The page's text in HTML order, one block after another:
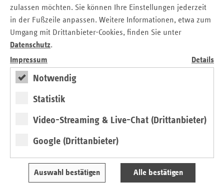
zulassen möchten. Sie können Ihre Einstellungen jederzeit
in der Fußzeile anpassen. Weitere Informationen, etwa zum
Umgang mit Drittanbieter-Cookies, finden Sie unter
Datenschutz.
Impressum
Details
Notwendig
Statistik
Video-Streaming & Live-Chat (Drittanbieter)
Google (Drittanbieter)
Auswahl bestätigen Alle bestätigen
überwinden, kommen die bekannten Sorgen um die
eigenen Besitzstände“, kritisierte Niemann. Dabei sei auch
die Art und Weise der Kritik völlig überzogen. „Niemand
will doch den Rettungsdienst verschlechtern, im Gegenteil.
Verbesserung der Notfallversorgung von ,einer Frage von
Leben und Tod‘ spricht, betreibt Panikmache“, sagte er.
Die Ansiedlung der geplanten Integrierten Notfallzentren
Sicherheit und Verlässlichkeit zu verbessern. „Wenn sich
abmelden, ist es nur folgerichtig, dafür Standorte zu
vdek-Landeschef.